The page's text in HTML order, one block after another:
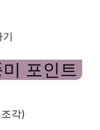
포인트
각)